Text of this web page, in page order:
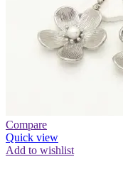
Compare
Quick view
Add to wishlist